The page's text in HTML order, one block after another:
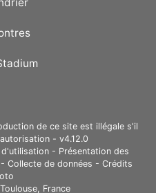
de ce site est illégale s'il
- v4.12.0
- Présentation des
- Collecte de données - Crédits
Toulouse, France